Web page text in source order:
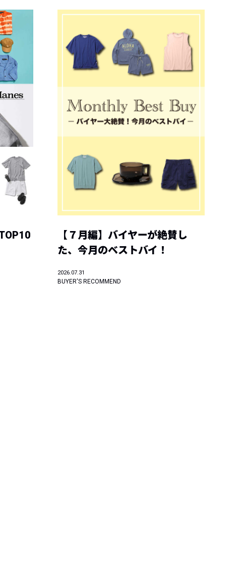
【７月編】バイヤーが絶賛し
た、今月のベストバイ！
2026.07.31
BUYER'S RECOMMEND